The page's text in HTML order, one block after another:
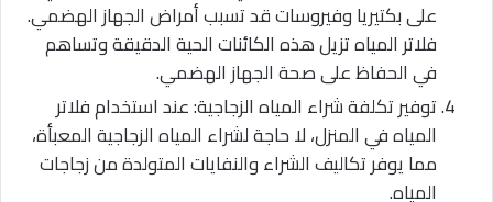
على بكتيريا وفيروسات قد تسبب أمراض الجهاز الهضمي.
فلاتر المياه تزيل هذه الكائنات الحية الدقيقة وتساهم
في الحفاظ على صحة الجهاز الهضمي.
توفير تكلفة شراء المياه الزجاجية: عند استخدام فلاتر
المياه في المنزل، لا حاجة لشراء المياه الزجاجية المعبأة،
مما يوفر تكاليف الشراء والنفايات المتولدة من زجاجات
المياه.